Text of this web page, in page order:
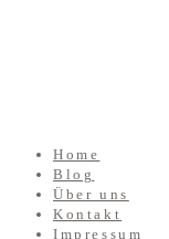
Home
Blog
Über uns
Kontakt
Impressum